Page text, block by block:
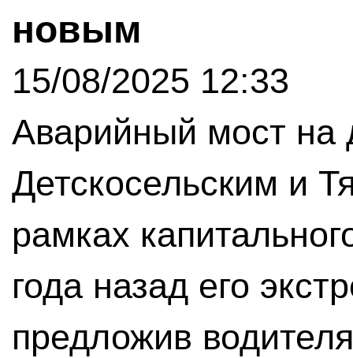
новым
15/08/2025 12:33
Аварийный мост на
Детскосельским и
рамках
года назад его
предложив